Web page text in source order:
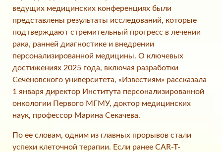
ведущих медицинских конференциях были
представлены результаты исследований, которые
подтверждают стремительный прогресс в лечении
рака, ранней диагностике и внедрении
персонализированной медицины. О ключевых
достижениях 2025 года, включая разработки
Сеченовского университета, «Известиям» рассказала
1 января директор Института персонализированной
онкологии Первого МГМУ, доктор медицинских
наук, профессор Марина Секачева.
По ее словам, одним из главных прорывов стали
успехи клеточной терапии. Если ранее CAR-T-